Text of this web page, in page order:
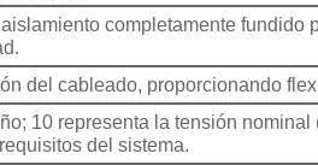
completamente fundido
del cableado, proporcionando
10 representa la tensión
del sistema.